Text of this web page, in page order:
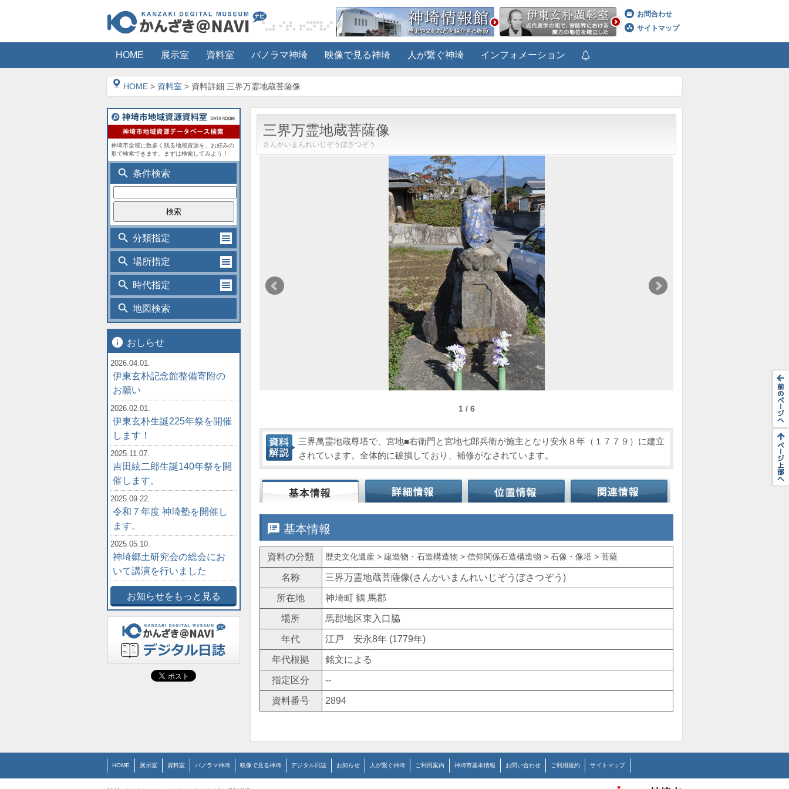
お問合わせ
サイトマップ
HOME 展示室 資料室 パノラマ神埼 映像で見る神埼 人が繋ぐ神埼 インフォメーション
HOME > 資料室 > 資料詳細 三界万霊地蔵菩薩像
三界万霊地蔵菩薩像
さんかいまんれいじぞうぼさつぞう
1 / 6
三界萬霊地蔵尊塔で、宮地■右衛門と宮地七郎兵衛が施主となり安永８年（１７７９）に建立
されています。全体的に破損しており、補修がなされています。
speaker_notes 基本情報
資料の分類 歴史文化遺産 > 建造物・石造構造物 > 信仰関係石造構造物 > 石像・像塔 > 菩薩
名称 三界万霊地蔵菩薩像(さんかいまんれいじぞうぼさつぞう)
所在地 神埼町 鶴 馬郡
場所 馬郡地区東入口脇
年代 江戸 安永8年 (1779年)
年代根拠 銘文による
指定区分 --
資料番号 2894
神埼市全域に数多く残る地域資源を、お好みの
形で検索できます。まずは検索してみよう！
search 条件検索
search 分類指定
search 場所指定
search 時代指定
search 地図検索
info おしらせ
2026.04.01.
伊東玄朴記念館整備寄附の
お願い
2026.02.01.
伊東玄朴生誕225年祭を開催
します！
2025.11.07.
吉田絃二郎生誕140年祭を開
催します。
2025.09.22.
令和７年度 神埼塾を開催し
ます。
2025.05.10.
神埼郷土研究会の総会にお
いて講演を行いました
お知らせをもっと見る
HOME 展示室 資料室 パノラマ神埼 映像で見る神埼 デジタル日誌 お知らせ 人が繋ぐ神埼 ご利用案内 神埼市基本情報 お問い合わせ ご利用規約 サイトマップ